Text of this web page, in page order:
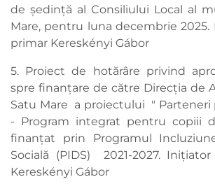
de ședință al Consiliului Local al
Mare, pentru luna decembrie
primar Kereskényi Gábor
5. Proiect de hotărâre privind
spre finanţare de către Direcția de
Satu Mare a proiectului " Parteneri
- Program integrat pentru copiii
finanţat prin Programul
Socială (PIDS) 2021-2027.
Kereskényi Gábor